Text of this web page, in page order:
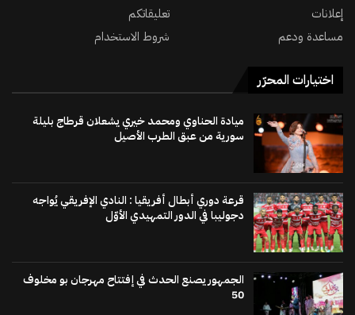
إعلانات
تعليقاتكم
مساعدة ودعم
شروط الاستخدام
اختيارات المحرّر
ميادة الحناوي ومحمد خيري يشعلان قرطاج بليلة
سورية من عبق الطرب الأصيل
قرعة دوري أبطال أفريقيا : النادي الإفريقي يُواجه
دجوليبا في الدور التمهيدي الأوّل
الجمهور يصنع الحدث في إفتتاح مهرجان بو مخلوف
50